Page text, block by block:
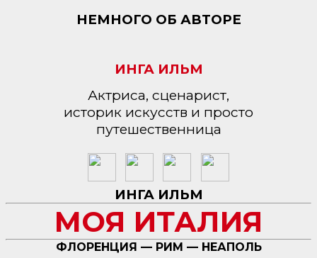
НЕМНОГО ОБ АВТОРЕ
ИНГА ИЛЬМ
Актриса, сценарист,
историк искусств и просто
путешественница
ИНГА ИЛЬМ
МОЯ ИТАЛИЯ
ФЛОРЕНЦИЯ — РИМ — НЕАПОЛЬ